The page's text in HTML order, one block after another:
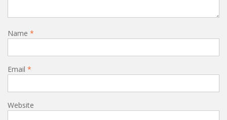
Name *
Email *
Website